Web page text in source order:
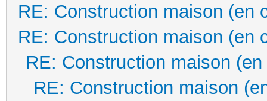
RE: Construction maison (en
RE: Construction maison (en
RE: Construction maison
RE: Construction maison